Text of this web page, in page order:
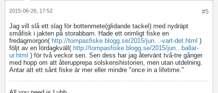
#5
2015-06-26, 17:52
Jag vill slå ett slag för bottenmete(glidande tackel) med nydräpt
småfisk i jakten på storabbarn. Hade ett orimligt fiske en
fredagmorgon( http://tompasfiske.blogg.se/2015/jun...-vart-det.html )
följt av en lördagkväll( http://tompasfiske.blogg.se/2015/jun...ballar-
ur.html ) för två veckor sen. Sen dess har jag återvänt två-tre gånger
med hopp om att återupprepa solskenshistorien, men utan utdelning.
Antar att ett sånt fiske är mer eller mindre "once in a lifetime."